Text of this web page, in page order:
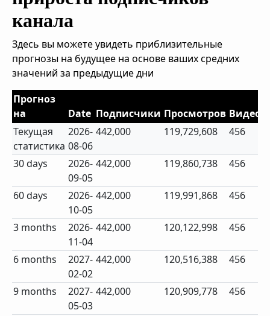
канала
Здесь вы можете увидеть приблизительные
прогнозы на будущее на основе ваших средних
значений за предыдущие дни
Прогноз
на
Date Подписчики Просмотров Видео
Текущая
статистика
2026-
08-06
442,000 119,729,608 456
30 days
2026-
09-05
442,000 119,860,738 456
60 days
2026-
10-05
442,000 119,991,868 456
3 months
2026-
11-04
442,000 120,122,998 456
6 months
2027-
02-02
442,000 120,516,388 456
9 months
2027-
05-03
442,000 120,909,778 456